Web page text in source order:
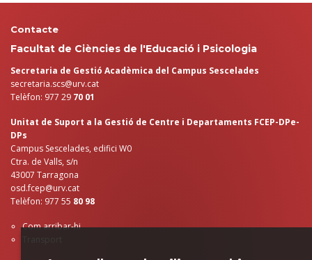
Contacte
Facultat de Ciències de l'Educació i Psicologia
Secretaria de Gestió Acadèmica del Campus Sescelades
secretaria.scs@urv.cat
Telèfon: 977 29 70 01
Unitat de Suport a la Gestió de Centre i Departaments FCEP-DPe-
DPs
Campus Sescelades, edifici W0
Ctra. de Valls, s/n
43007 Tarragona
osd.fcep@urv.cat
Telèfon: 977 55 80 98
Com arribar-hi